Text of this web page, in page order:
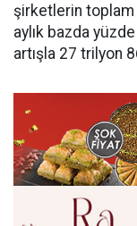
şirketlerin toplam
aylık bazda
artışla 27 trilyon